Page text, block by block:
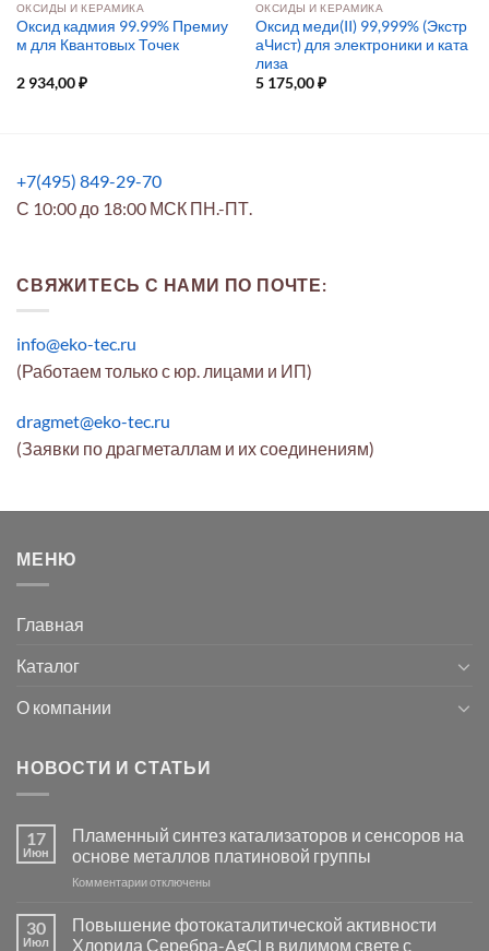
ОКСИДЫ И КЕРАМИКА
Оксид кадмия 99.99% Премиу
м для Квантовых Точек
2 934,00₽
ОКСИДЫ И КЕРАМИКА
Оксид меди(II) 99,999% (Экстр
аЧист) для электроники и ката
лиза
5 175,00₽
+7(495) 849-29-70
С 10:00 до 18:00 МСК ПН.-ПТ.
СВЯЖИТЕСЬ С НАМИ ПО ПОЧТЕ:
info@eko-tec.ru
(Работаем только с юр. лицами и ИП)
dragmet@eko-tec.ru
(Заявки по драгметаллам и их соединениям)
МЕНЮ
Главная
Каталог
О компании
НОВОСТИ И СТАТЬИ
17
Июн
Пламенный синтез катализаторов и сенсоров на
основе металлов платиновой группы
Комментариик
Пламенный
синтез
отключены
30
Июл
Повышение фотокаталитической активности
Хлорида Серебра-AgCl в видимом свете с